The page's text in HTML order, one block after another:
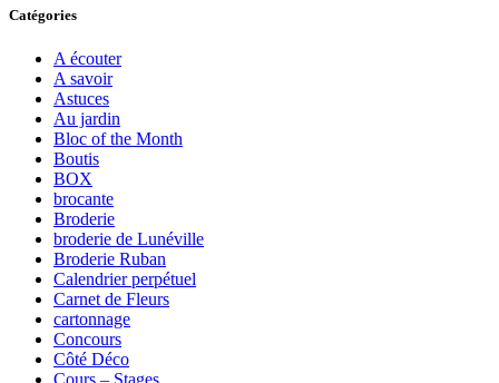
Catégories
A écouter
A savoir
Astuces
Au jardin
Bloc of the Month
Boutis
BOX
brocante
Broderie
broderie de Lunéville
Broderie Ruban
Calendrier perpétuel
Carnet de Fleurs
cartonnage
Concours
Côté Déco
Cours – Stages